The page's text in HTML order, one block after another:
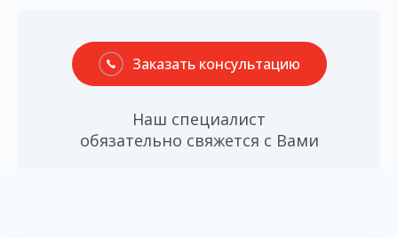
Заказать консультацию
Наш специалист
обязательно свяжется с Вами